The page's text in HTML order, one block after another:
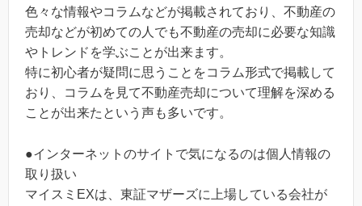
色々な情報やコラムなどが掲載されており、不動産の
売却などが初めての人でも不動産の売却に必要な知識
やトレンドを学ぶことが出来ます。
特に初心者が疑問に思うことをコラム形式で掲載して
おり、コラムを見て不動産売却について理解を深める
ことが出来たという声も多いです。
●インターネットのサイトで気になるのは個人情報の
取り扱い
マイスミEXは、東証マザーズに上場している会社が